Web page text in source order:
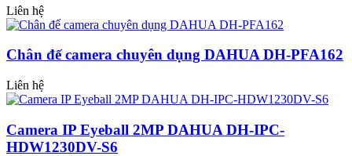
Liên hệ
Chân đế camera chuyên dụng DAHUA DH-PFA162
Liên hệ
Camera IP Eyeball 2MP DAHUA DH-IPC-
HDW1230DV-S6